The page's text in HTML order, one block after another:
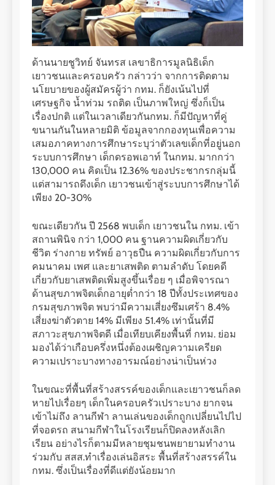
ด้านนายชูวิทย์ จันทรส เลขาธิการมูลนิธิเด็ก
เยาวชนและครอบครัว กล่าวว่า จากการติดตาม
นโยบายของผู้สมัครผู้ว่า กทม. ก็ยังเน้นไปที่
เศรษฐกิจ น้ำท่วม รถติด เป็นภาพใหญ่ ซึ่งก็เป็น
เรื่องปกติ แต่ในเวลาเดียวกันกทม. ก็มีปัญหาที่คู่
ขนานกันในหลายมิติ ข้อมูลจากกองทุนเพื่อความ
เสมอภาคทางการศึกษาระบุว่าตัวเลขเด็กที่อยู่นอก
ระบบการศึกษา เด็กดรอพเอาท์ ในกทม. มากกว่า
130,000 คน คิดเป็น 12.36% ของประชากรกลุ่มนี้
แต่สามารถดึงเด็ก เยาวชนเข้าสู่ระบบการศึกษาได้
เพียง 20-30%
ขณะเดียวกัน ปี 2568 พบเด็ก เยาวชนใน กทม. เข้า
สถานพินิจ กว่า 1,000 คน ฐานความผิดเกี่ยวกับ
ชีวิต ร่างกาย ทรัพย์ อาวุธปืน ความผิดเกี่ยวกับการ
คมนาคม เพศ และยาเสพติด ตามลำดับ โดยคดี
เกี่ยวกับยาเสพติดเพิ่มสูงขึ้นเรื่อย ๆ เมื่อพิจารณา
ด้านสุขภาพจิตเด็กอายุต่ำกว่า 18 ปีทั้งประเทศของ
กรมสุขภาพจิต พบว่ามีความเสี่ยงซึมเศร้า 8.4%
เสี่ยงฆ่าตัวตาย 14% มีเพียง 51.4% เท่านั้นที่มี
สภาวะสุขภาพจิตดี เมื่อเทียบเคียงพื้นที่ กทม. ย่อม
มองได้ว่าเกือบครึ่งหนึ่งต้องเผชิญความเครียด
ความเปราะบางทางอารมณ์อย่างน่าเป็นห่วง
ในขณะที่พื้นที่สร้างสรรค์ของเด็กและเยาวชนก็ลด
หายไปเรื่อยๆ เด็กในครอบครัวเปราะบาง ยากจน
เข้าไม่ถึง ลานกีฬา ลานเล่นของเด็กถูกเปลี่ยนไปไป
ที่จอดรถ สนามกีฬาในโรงเรียนก็ปิดลงหลังเลิก
เรียน อย่างไรก็ตามมีหลายชุมชนพยายามทำงาน
ร่วมกับ สสส.ทำเรื่องเล่นอิสระ พื้นที่สร้างสรรค์ใน
กทม. ซึ่งเป็นเรื่องที่ดีแต่ยังน้อยมาก